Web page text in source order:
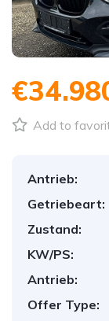
Add to
Antrieb:
Getriebeart:
Zustand:
KW/PS:
Antrieb:
Offer Type: